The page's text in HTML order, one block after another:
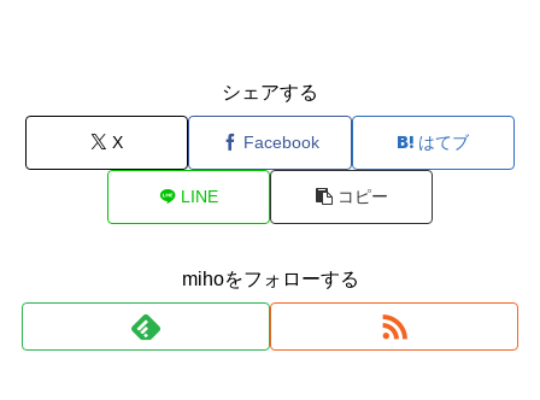
シェアする
X Facebook はてブ
LINE コピー
mihoをフォローする